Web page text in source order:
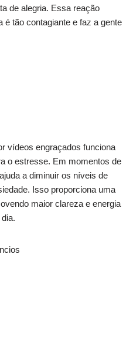
de alegria. Essa reação
é tão contagiante e faz a gente
vídeos engraçados funciona
o estresse. Em momentos de
a diminuir os níveis de
Isso proporciona uma
maior clareza e energia